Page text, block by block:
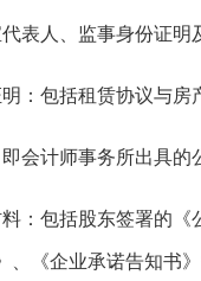
表人、监事身份证明
：包括租赁协议与房
会计师事务所出具的
：包括股东签署的《
、《企业承诺告知书